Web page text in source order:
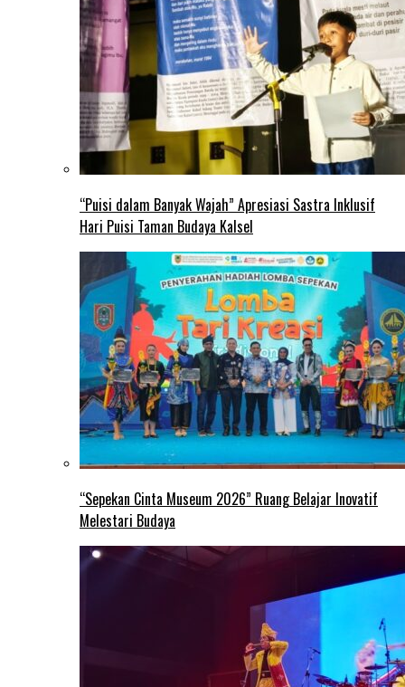
“Puisi dalam Banyak Wajah” Apresiasi Sastra Inklusif
Hari Puisi Taman Budaya Kalsel
“Sepekan Cinta Museum 2026” Ruang Belajar Inovatif
Melestari Budaya